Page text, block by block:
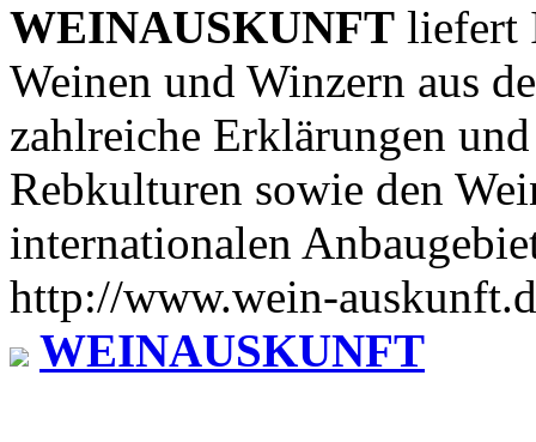
WEINAUSKUNFT liefert
Weinen und Winzern aus
zahlreiche Erklärungen
Rebkulturen sowie den
internationalen
http://www.wein-
WEINAUSKUNFT